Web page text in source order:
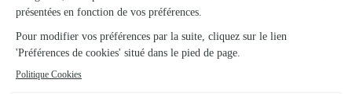
le défunt.
possible de sélectionner une composition
personne qui vous a quitté. C’est une manière délicate